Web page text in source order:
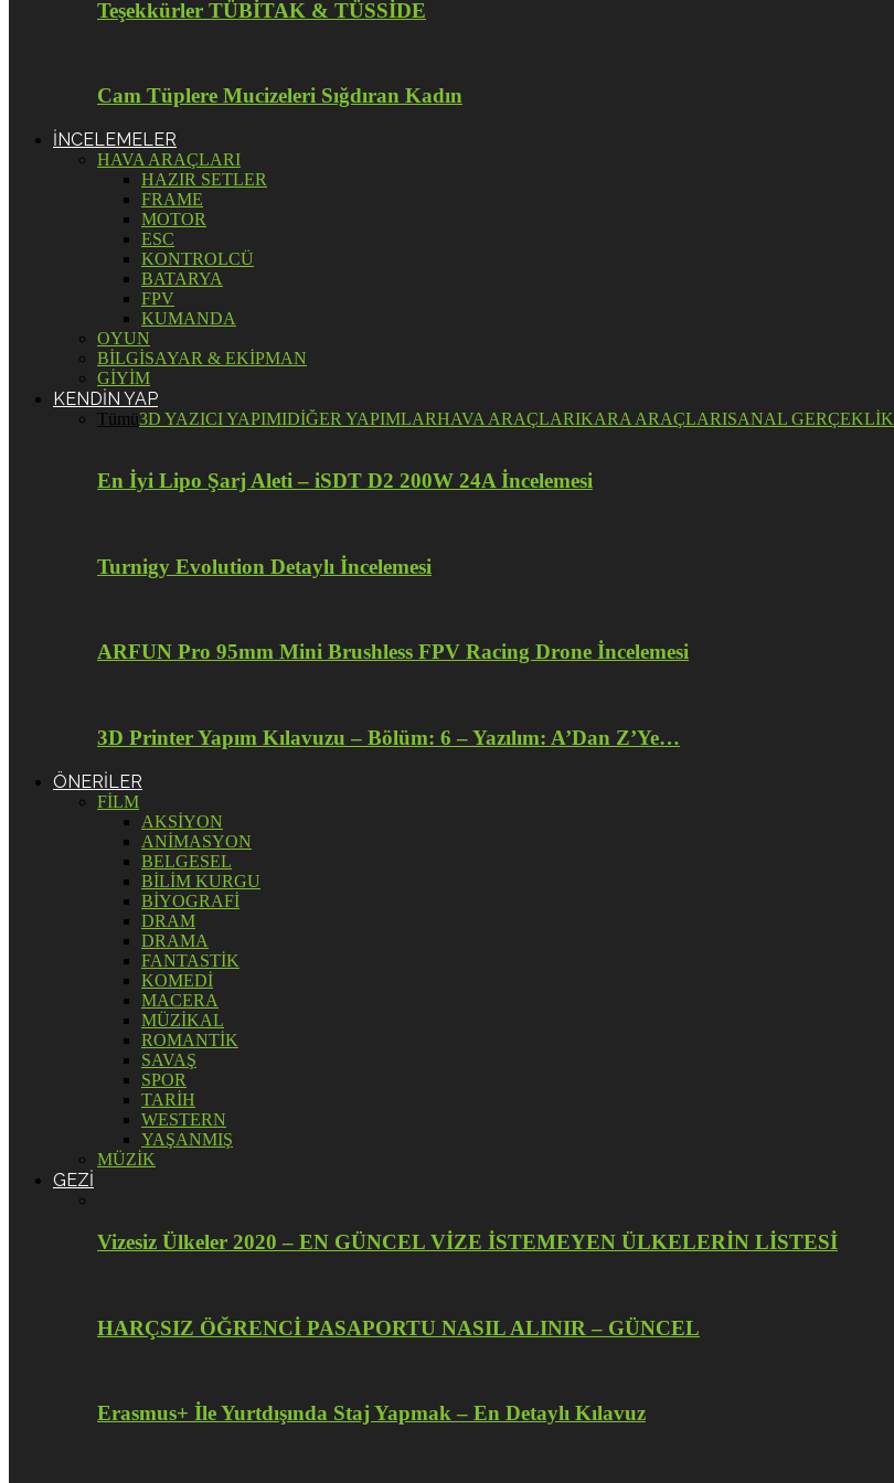
Teşekkürler TÜBİTAK & TÜSSİDE
Cam Tüplere Mucizeleri Sığdıran Kadın
İNCELEMELER
HAVA ARAÇLARI
HAZIR SETLER
FRAME
MOTOR
ESC
KONTROLCÜ
BATARYA
FPV
KUMANDA
OYUN
BİLGİSAYAR & EKİPMAN
GİYİM
KENDİN YAP
Tümü3D YAZICI YAPIMIDİĞER YAPIMLARHAVA ARAÇLARIKARA ARAÇLARISANAL GERÇEKLİK
En İyi Lipo Şarj Aleti – iSDT D2 200W 24A İncelemesi
Turnigy Evolution Detaylı İncelemesi
ARFUN Pro 95mm Mini Brushless FPV Racing Drone İncelemesi
3D Printer Yapım Kılavuzu – Bölüm: 6 – Yazılım: A’Dan Z’Ye…
ÖNERİLER
FİLM
AKSİYON
ANİMASYON
BELGESEL
BİLİM KURGU
BİYOGRAFİ
DRAM
DRAMA
FANTASTİK
KOMEDİ
MACERA
MÜZİKAL
ROMANTİK
SAVAŞ
SPOR
TARİH
WESTERN
YAŞANMIŞ
MÜZİK
GEZİ
Vizesiz Ülkeler 2020 – EN GÜNCEL VİZE İSTEMEYEN ÜLKELERİN LİSTESİ
HARÇSIZ ÖĞRENCİ PASAPORTU NASIL ALINIR – GÜNCEL
Erasmus+ İle Yurtdışında Staj Yapmak – En Detaylı Kılavuz